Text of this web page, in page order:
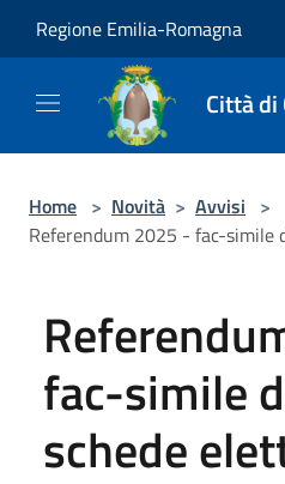
Regione Emilia-Romagna
Città di
Home > Novità > Avvisi >
Referendum 2025 - fac-simile
fac-simile
schede